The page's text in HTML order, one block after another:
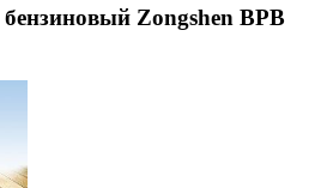
бензиновый Zongshen BPB